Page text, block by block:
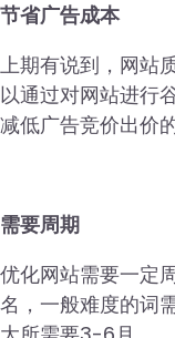
节省广告成本
上期有说到，网站
以通过对网站进行
减低广告竞价出价
需要周期
优化网站需要一定
名，一般难度的词